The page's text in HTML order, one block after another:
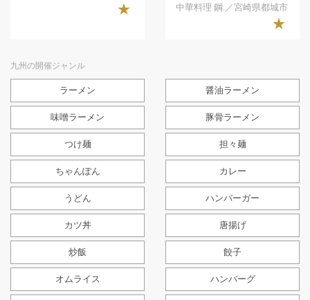
★ 中華料理 鋼.／宮崎県都城市
★
九州の開催ジャンル
ラーメン 醤油ラーメン
味噌ラーメン 豚骨ラーメン
つけ麺 担々麺
ちゃんぽん カレー
うどん ハンバーガー
カツ丼 唐揚げ
炒飯 餃子
オムライス ハンバーグ